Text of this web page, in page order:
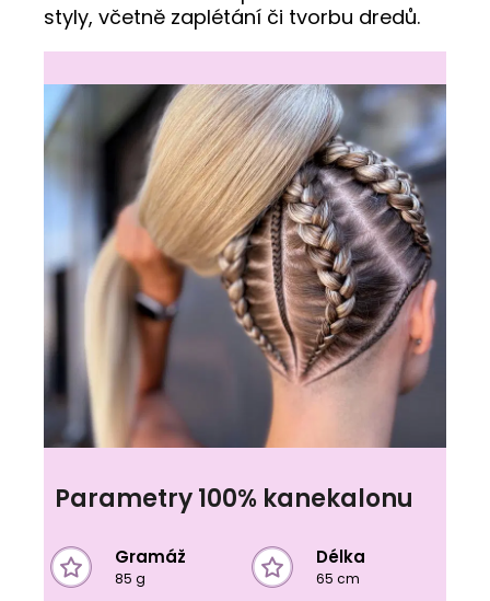
styly, včetně zaplétání či tvorbu dredů.
Parametry 100% kanekalonu
Gramáž
85 g
Délka
65 cm